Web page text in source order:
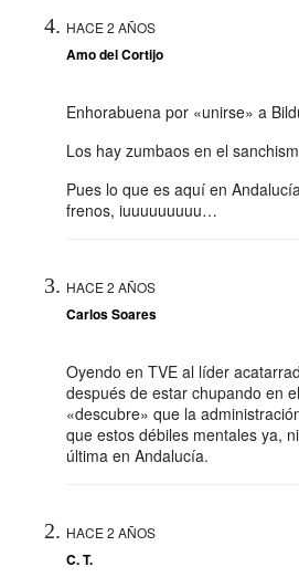
HACE 2 AÑOS
Amo del Cortijo
Enhorabuena por «unirse» a
Los hay zumbaos en el
Pues lo que es aquí en
frenos, iuuuuuuuuu…
HACE 2 AÑOS
Carlos Soares
Oyendo en TVE al líder
después de estar chupando en
«descubre» que la
que estos débiles mentales ya,
última en Andalucía.
HACE 2 AÑOS
C. T.